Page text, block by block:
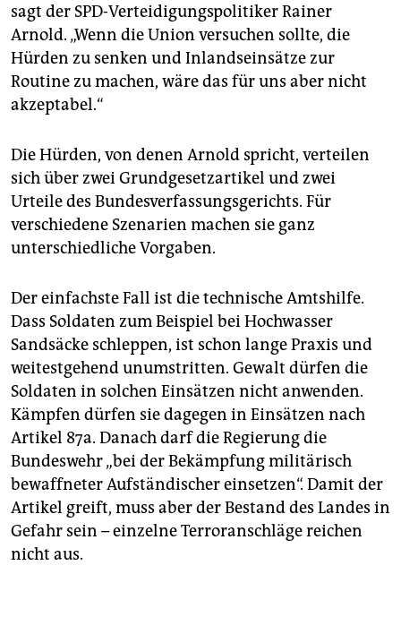
sagt der SPD-Verteidigungspolitiker Rainer
Arnold. „Wenn die Union versuchen sollte, die
Hürden zu senken und Inlandseinsätze zur
Routine zu machen, wäre das für uns aber nicht
akzeptabel.“
Die Hürden, von denen Arnold spricht, verteilen
sich über zwei Grundgesetzartikel und zwei
Urteile des Bundesverfassungsgerichts. Für
verschiedene Szenarien machen sie ganz
unterschiedliche Vorgaben.
Der einfachste Fall ist die technische Amtshilfe.
Dass Soldaten zum Beispiel bei Hochwasser
Sandsäcke schleppen, ist schon lange Praxis und
weitestgehend unumstritten. Gewalt dürfen die
Soldaten in solchen Einsätzen nicht anwenden.
Kämpfen dürfen sie dagegen in Einsätzen nach
Artikel 87a. Danach darf die Regierung die
Bundeswehr „bei der Bekämpfung militärisch
bewaffneter Aufständischer einsetzen“. Damit der
Artikel greift, muss aber der Bestand des Landes in
Gefahr sein – einzelne Terroranschläge reichen
nicht aus.